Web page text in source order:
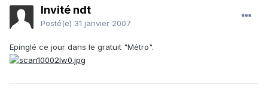
Invité ndt
Posté(e) 31 janvier 2007
Epinglé ce jour dans le gratuit "Métro".